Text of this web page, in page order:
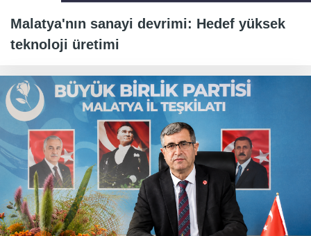
Malatya'nın sanayi devrimi: Hedef yüksek
teknoloji üretimi